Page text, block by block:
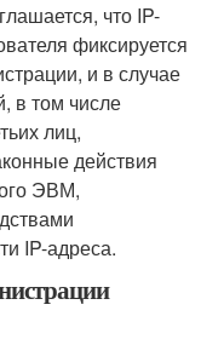
что IP-
фиксируется
и в случае
в том числе
лиц,
действия
ЭВМ,
IP-адреса.